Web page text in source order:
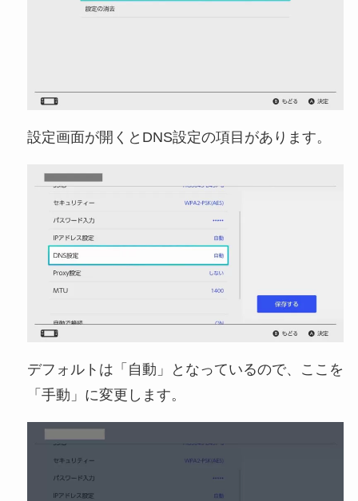
設定画面が開くとDNS設定の項目があります。
デフォルトは「自動」となっているので、ここを
「手動」に変更します。